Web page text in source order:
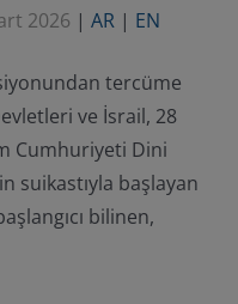
2026 | AR | EN
tercüme
ve İsrail, 28
Cumhuriyeti Dini
suikastıyla başlayan
bilinen,